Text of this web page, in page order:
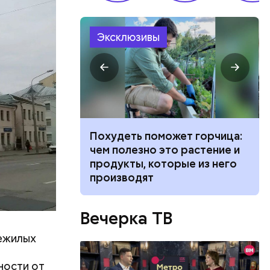
от
Эксклюзивы
и
Похудеть поможет горчица:
чем полезно это растение и
продукты, которые из него
производят
Вечерка ТВ